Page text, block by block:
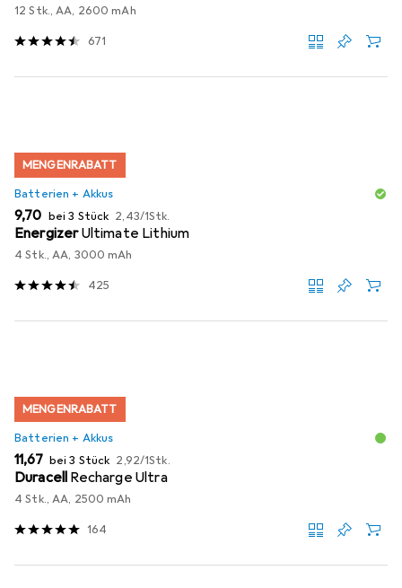
12 Stk., AA, 2600 mAh
671
MENGENRABATT
Batterien + Akkus
EUR
9,70 bei 3 Stück EUR
2,43/1Stk.
EnergizerUltimate Lithium
4 Stk., AA, 3000 mAh
425
MENGENRABATT
Batterien + Akkus
EUR
11,67 bei 3 Stück EUR
2,92/1Stk.
Duracell Recharge Ultra
4 Stk., AA, 2500 mAh
164